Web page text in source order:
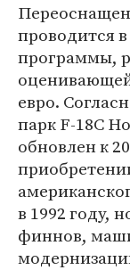
проводится
программы,
евро.
парк F-18C
обновлен к
в 1992 году,
финнов,